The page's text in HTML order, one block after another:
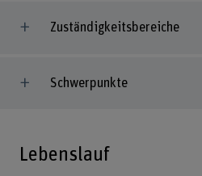
Zuständigkeitsbereiche
Schwerpunkte
Lebenslauf